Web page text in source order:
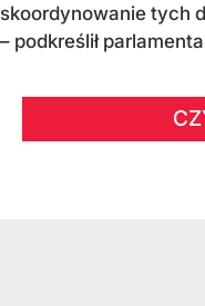
skoordynowanie tych
– podkreślił